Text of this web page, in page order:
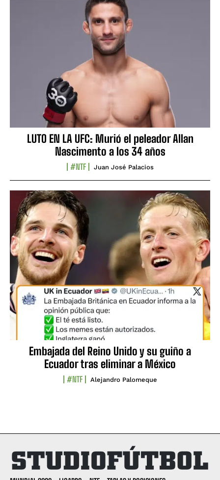
LUTO EN LA UFC: Murió el peleador Allan
Nascimento a los 34 años
#NTF Juan José Palacios
Embajada del Reino Unido y su guiño a
Ecuador tras eliminar a México
#NTF Alejandro Palomeque